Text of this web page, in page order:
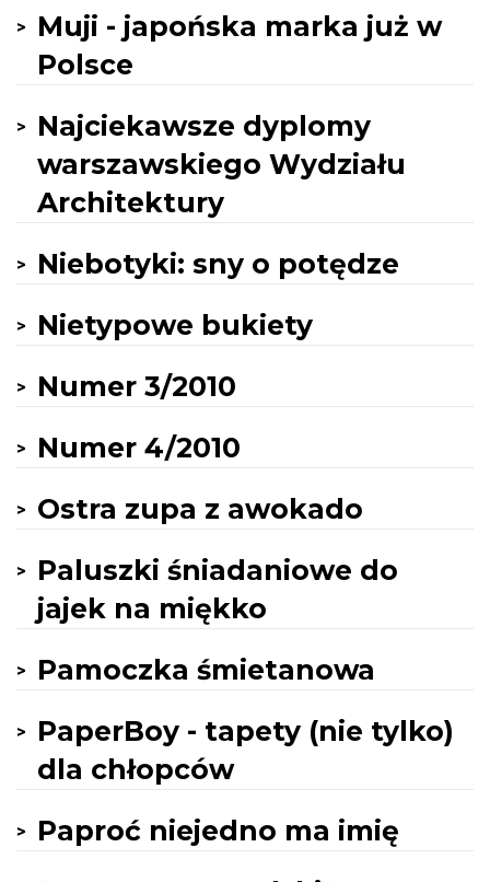
Muji - japońska marka już w
Polsce
Najciekawsze dyplomy
warszawskiego Wydziału
Architektury
Niebotyki: sny o potędze
Nietypowe bukiety
Numer 3/2010
Numer 4/2010
Ostra zupa z awokado
Paluszki śniadaniowe do
jajek na miękko
Pamoczka śmietanowa
PaperBoy - tapety (nie tylko)
dla chłopców
Paproć niejedno ma imię